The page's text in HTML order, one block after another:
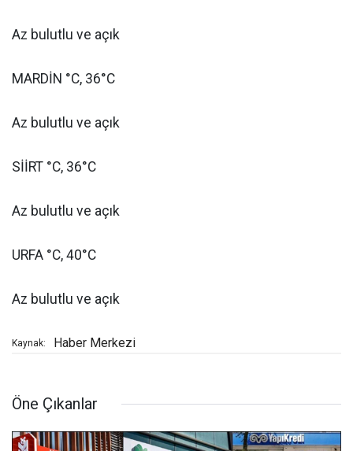
Az bulutlu ve açık
MARDİN °C, 36°C
Az bulutlu ve açık
SİİRT °C, 36°C
Az bulutlu ve açık
URFA °C, 40°C
Az bulutlu ve açık
Kaynak: Haber Merkezi
Öne Çıkanlar